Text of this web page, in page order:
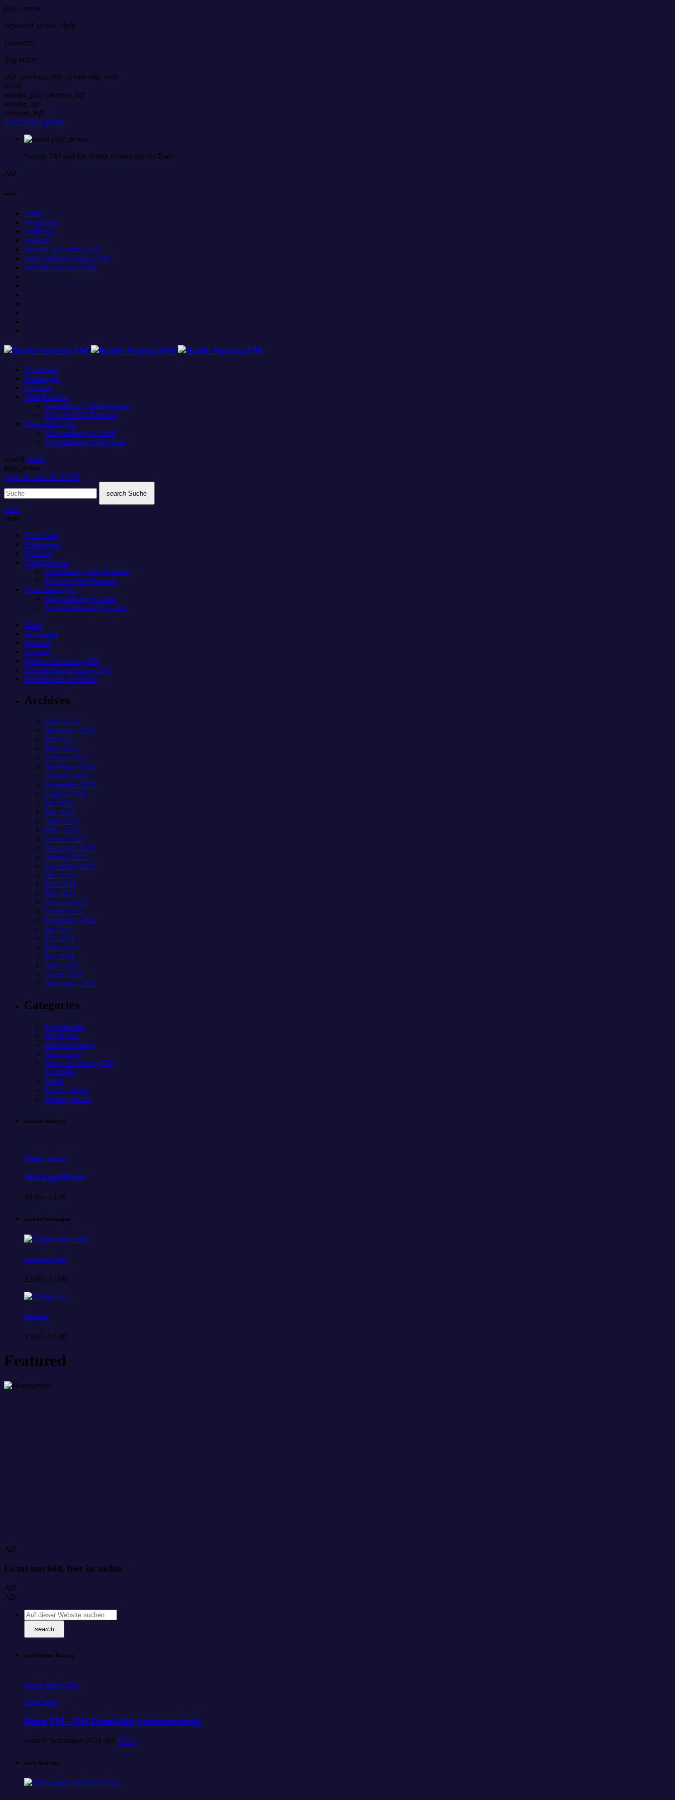
play_arrow
keyboard_arrow_right
Listeners:
Top-Hörer:
skip_previous play_arrow skip_next
00:00
playlist_play chevron_left
volume_up
chevron_left
Zum Album gehen
play_arrow
Sunray-FM und die Sonne scheint durchs Radio
AD
radio
Team
Programm
Empfang
Kontakt
Werben bei Sunray-FM
Jobs bei Radio Sunray-FM
Besuche uns im Studio
Studiocam
Sendungen
Podcasts
Club Rotation
Anmeldung Club-Rotation
DJ’s der Club Rotation
Veranstaltungen
Veranstaltungen Lokal
Veranstaltungen Regional
search menu
play_arrow
open_in_new PLAYER
search Suche
close
close
Studiocam
Sendungen
Podcasts
Club Rotation
Anmeldung Club-Rotation
DJ’s der Club Rotation
Veranstaltungen
Veranstaltungen Lokal
Veranstaltungen Regional
Team
Programm
Empfang
Kontakt
Werben bei Sunray-FM
Jobs bei Radio Sunray-FM
Besuche uns im Studio
Archives
April 2026
Dezember 2025
Juni 2025
März 2025
Februar 2025
Dezember 2024
Oktober 2024
September 2024
August 2024
Juli 2024
Mai 2024
April 2024
März 2024
Januar 2024
Dezember 2023
Oktober 2023
September 2023
Juli 2023
Juni 2023
Mai 2023
Februar 2023
Januar 2023
September 2022
Juli 2022
Mai 2022
März 2022
Mai 2021
April 2021
Januar 2021
Dezember 2020
Categories
Freizeitparks
Highlights
Jobs bei Sunray
Jobs Sunray
News bei Sunray-FM
SchoBiPa
Sozial
Sunray Slider
Uncategorized
aktuelle Sendung
Happy Music
Marktgeflüster
09:00 - 12:00
nächste Sendungen
Cappuccino Club
12:00 - 15:00
Blaupause
15:00 - 18:00
Featured
AD
Es tut uns leid, hier ist nichts
AD
AD
search
empfohlener Beitrag
insert_link 3 193
Highlights
Bahn FM – Die Eisenbahn Sondersendung
today7. September 2024 386 193 3
letzte Beiträge